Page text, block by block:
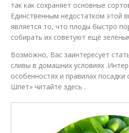
так как сохраняет основные
Единственным недостатком этой
является то, что плоды быстро
собирать их советуют ещё
Возможно, Вас заинтересует
сливы в домашних условиях
особенностях и правилах посадки
Шпет» читайте здесь .